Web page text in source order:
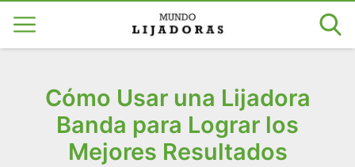
Cómo Usar una Lijadora
Banda para Lograr los
Mejores Resultados